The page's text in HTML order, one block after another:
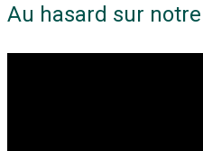
Au hasard sur